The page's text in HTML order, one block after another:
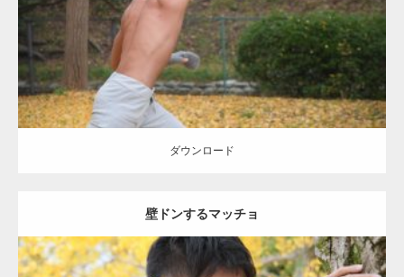
ダウンロード
ダウンロード
壁ドンするマッチョ